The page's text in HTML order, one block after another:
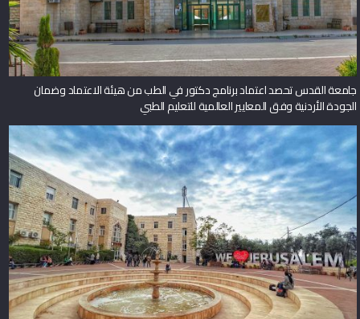
جامعة القدس تحصد اعتماد برنامج دكتور في الطب من هيئة الاعتماد وضمان
الجودة الأردنية وفق المعايير العالمية للتعليم الطبي